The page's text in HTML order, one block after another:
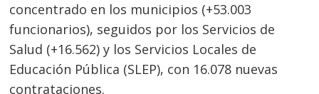
concentrado en los municipios (+53.003
funcionarios), seguidos por los Servicios de
Salud (+16.562) y los Servicios Locales de
Educación Pública (SLEP), con 16.078 nuevas
contrataciones.